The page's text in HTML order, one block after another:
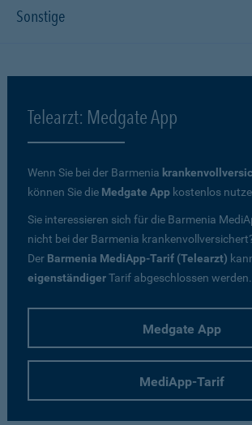
Sonstige
Telearzt: Medgate App
Wenn Sie bei der Barmenia
können Sie die Medgate App kostenlos
Sie interessieren sich für die Barmenia
nicht bei der Barmenia
Der Barmenia MediApp-Tarif (Telearzt)
eigenständigerTarif abgeschlossen werden.
Medgate App
MediApp-Tarif